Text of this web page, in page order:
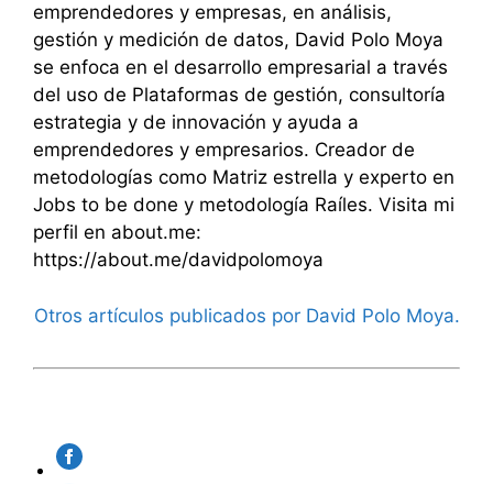
emprendedores y empresas, en análisis,
gestión y medición de datos, David Polo Moya
se enfoca en el desarrollo empresarial a través
del uso de Plataformas de gestión, consultoría
estrategia y de innovación y ayuda a
emprendedores y empresarios. Creador de
metodologías como Matriz estrella y experto en
Jobs to be done y metodología Raíles. Visita mi
perfil en about.me:
https://about.me/davidpolomoya
Otros artículos publicados por David Polo Moya.